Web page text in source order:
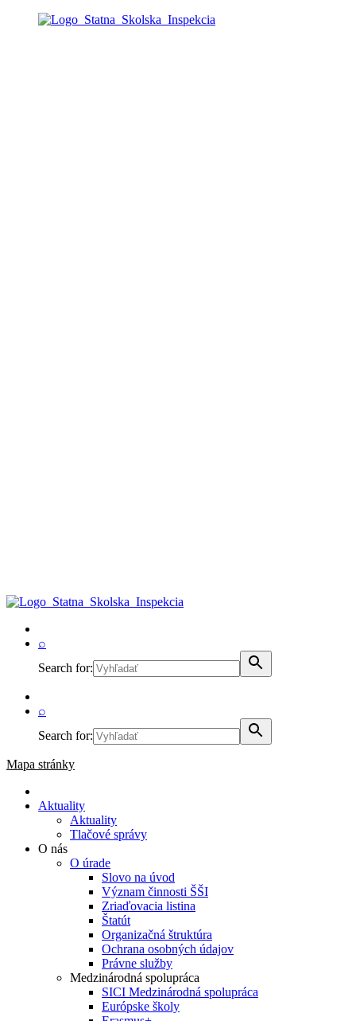
⌕
Search for:
⌕
Search for:
Mapa stránky
Aktuality
Aktuality
Tlačové správy
O nás
O úrade
Slovo na úvod
Význam činnosti ŠŠI
Zriaďovacia listina
Štatút
Organizačná štruktúra
Ochrana osobných údajov
Právne služby
Medzinárodná spolupráca
SICI Medzinárodná spolupráca
Európske školy